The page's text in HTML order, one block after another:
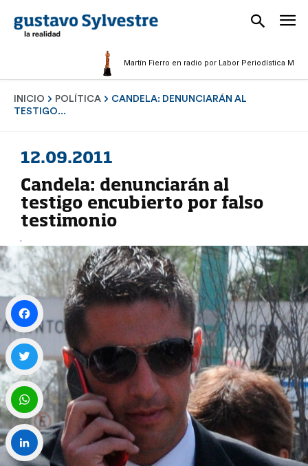
Martín Fierro en radio por Labor Periodística Masculina
INICIO POLÍTICA
CANDELA: DENUNCIARÁN AL
TESTIGO...
12.09.2011
Candela: denunciarán al
testigo encubierto por falso
testimonio
Facebook
Twitter
WhatsApp